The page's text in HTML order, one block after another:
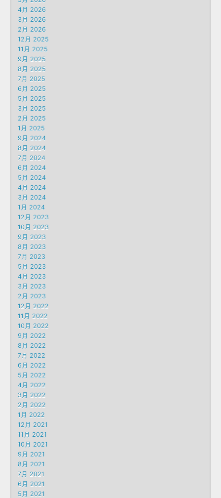
4月 2026
3月 2026
2月 2026
12月 2025
11月 2025
9月 2025
8月 2025
7月 2025
6月 2025
5月 2025
3月 2025
2月 2025
1月 2025
9月 2024
8月 2024
7月 2024
6月 2024
5月 2024
4月 2024
3月 2024
1月 2024
12月 2023
10月 2023
9月 2023
8月 2023
7月 2023
5月 2023
4月 2023
3月 2023
2月 2023
12月 2022
11月 2022
10月 2022
9月 2022
8月 2022
7月 2022
6月 2022
5月 2022
4月 2022
3月 2022
2月 2022
1月 2022
12月 2021
11月 2021
10月 2021
9月 2021
8月 2021
7月 2021
6月 2021
5月 2021